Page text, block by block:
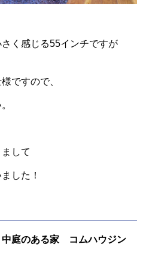
く感じる55インチですが
ですので、
して
した！
庭のある家 コムハウジン